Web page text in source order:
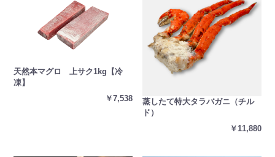
天然本マグロ 上サク1kg【冷
凍】
￥7,538
蒸したて特大タラバガニ（チル
ド）
￥11,880